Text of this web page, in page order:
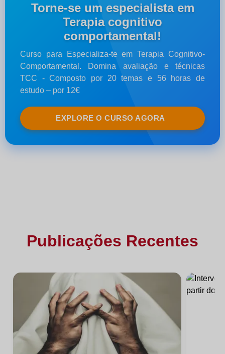
Torne-se um especialista em
Terapia cognitivo
comportamental!
Curso para Especializa-te em Terapia Cognitivo-
Comportamental. Domina avaliação e técnicas
TCC - Composto por 20 temas e 56 horas de
estudo – por 12€
EXPLORE O CURSO AGORA
Publicações Recentes